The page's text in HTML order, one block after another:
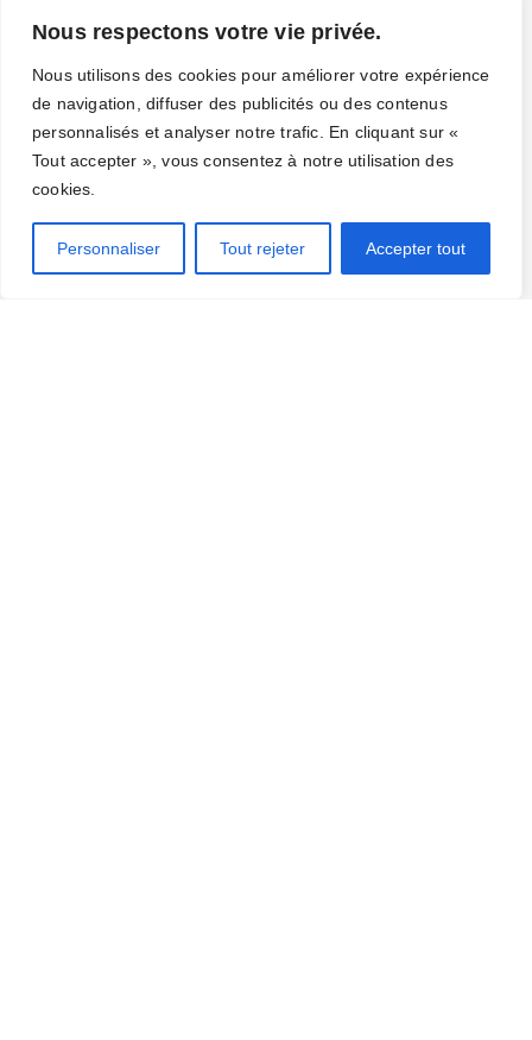
Nous respectons votre vie privée.
Nous utilisons des cookies pour améliorer votre expérience
de navigation, diffuser des publicités ou des contenus
personnalisés et analyser notre trafic. En cliquant sur «
Tout accepter », vous consentez à notre utilisation des
cookies.
Personnaliser Tout rejeter Accepter tout